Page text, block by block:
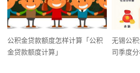
公积金贷款额度怎样计算「公积
金贷款额度计算」
无锡公
司季度分